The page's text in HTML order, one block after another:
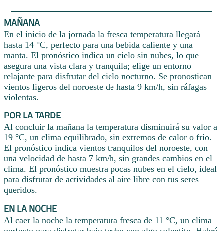
MAÑANA
En el inicio de la jornada la fresca temperatura llegará
hasta 14 °C, perfecto para una bebida caliente y una
manta. El pronóstico indica un cielo sin nubes, lo que
asegura una vista clara y tranquila; elige un entorno
relajante para disfrutar del cielo nocturno. Se pronostican
vientos ligeros del noroeste de hasta 9 km/h, sin ráfagas
violentas.
POR LA TARDE
Al concluir la mañana la temperatura disminuirá su valor a
19 °C, un clima equilibrado, sin extremos de calor o frío.
El pronóstico indica vientos tranquilos del noroeste, con
una velocidad de hasta 7 km/h, sin grandes cambios en el
clima. El pronóstico muestra pocas nubes en el cielo, ideal
para disfrutar de actividades al aire libre con tus seres
queridos.
EN LA NOCHE
Al caer la noche la temperatura fresca de 11 °C, un clima